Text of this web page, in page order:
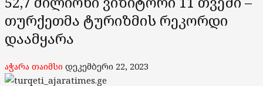
თურქეთმა ტურიზმის რეკორდი
დაამყარა
აჭარა თაიმსი დეკემბერი 22, 2023